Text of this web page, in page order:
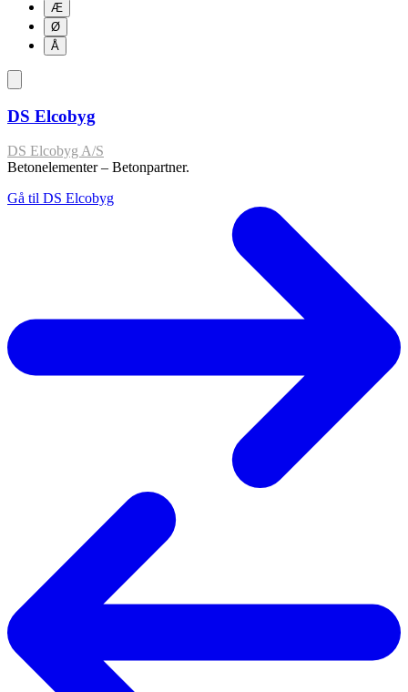
Æ
Ø
Å
DS Elcobyg
DS Elcobyg A/S
Betonelementer – Betonpartner.
Gå til DS Elcobyg